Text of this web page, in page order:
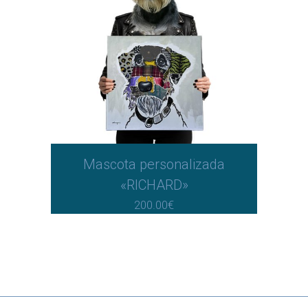
Mascota personalizada
«RICHARD»
200.00€